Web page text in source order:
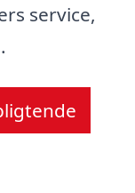
service,